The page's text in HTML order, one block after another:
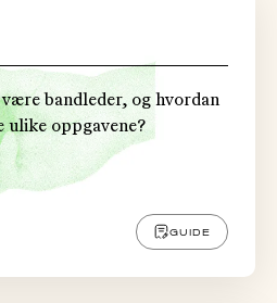
bandleder, og hvordan
ulike oppgavene?
GUIDE